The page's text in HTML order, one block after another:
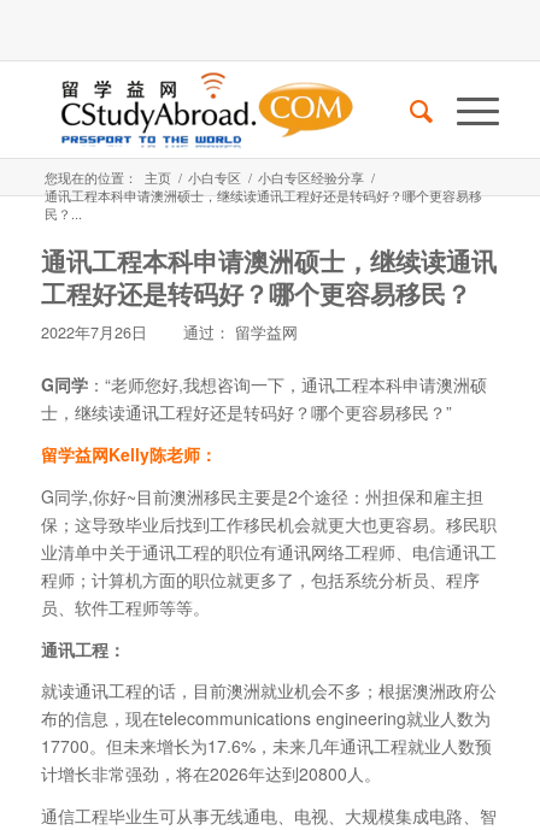
您现在的位置： 主页 / 小白专区 / 小白专区经验分享 /
通讯工程本科申请澳洲硕士，继续读通讯工程好还是转码好？哪个更容易移
民？...
通讯工程本科申请澳洲硕士，继续读通讯
工程好还是转码好？哪个更容易移民？
2022年7月26日 通过： 留学益网
G同学：“老师您好,我想咨询一下，通讯工程本科申请澳洲硕
士，继续读通讯工程好还是转码好？哪个更容易移民？”
留学益网Kelly陈老师：
G同学,你好~目前澳洲移民主要是2个途径：州担保和雇主担
保；这导致毕业后找到工作移民机会就更大也更容易。移民职
业清单中关于通讯工程的职位有通讯网络工程师、电信通讯工
程师；计算机方面的职位就更多了，包括系统分析员、程序
员、软件工程师等等。
通讯工程：
就读通讯工程的话，目前澳洲就业机会不多；根据澳洲政府公
布的信息，现在telecommunications engineering就业人数为
17700。但未来增长为17.6%，未来几年通讯工程就业人数预
计增长非常强劲，将在2026年达到20800人。
通信工程毕业生可从事无线通电、电视、大规模集成电路、智